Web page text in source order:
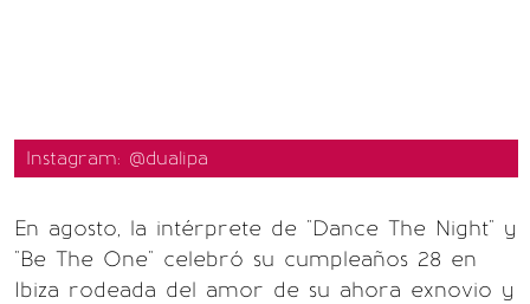
Instagram: @dualipa
En agosto, la intérprete de "Dance The Night" y
"Be The One" celebró su cumpleaños 28 en
Ibiza rodeada del amor de su ahora exnovio y